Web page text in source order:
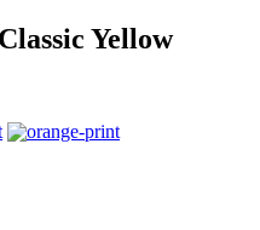
Yellow